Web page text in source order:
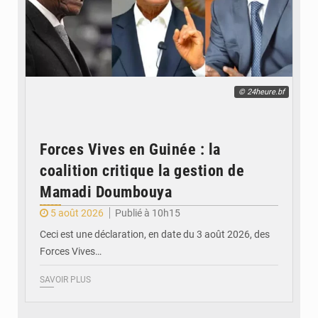
© 24heure.bf
Forces Vives en Guinée : la
coalition critique la gestion de
Mamadi Doumbouya
5 août 2026
Publié à 10h15
Ceci est une déclaration, en date du 3 août 2026, des
Forces Vives…
SAVOIR PLUS